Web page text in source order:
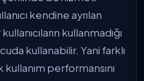
kendine ayrılan
kullanmadığı
kullanabilir. Yani farklı
kullanım performansını